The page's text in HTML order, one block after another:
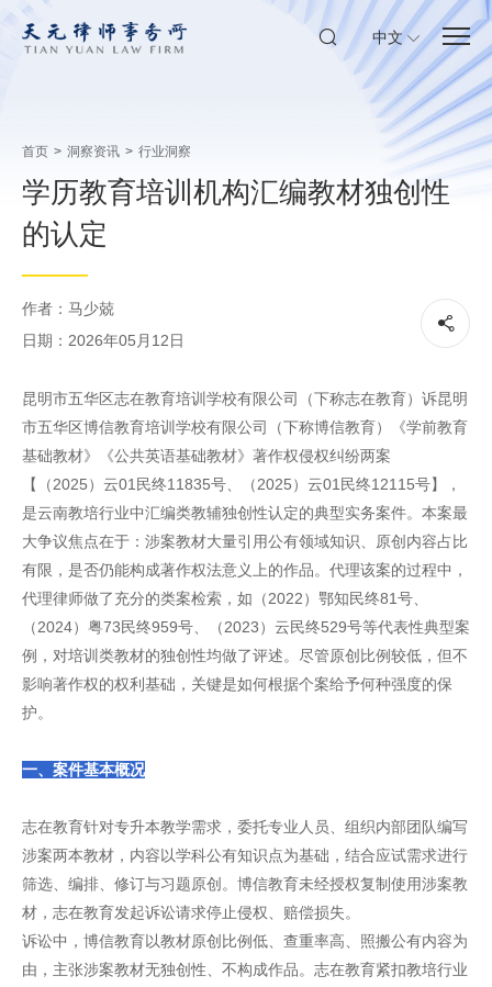
中文
首页 > 洞察资讯 > 行业洞察
学历教育培训机构汇编教材独创性
的认定
作者：马少兢
日期：2026年05月12日
昆明市五华区志在教育培训学校有限公司（下称志在教育）诉昆明
市五华区博信教育培训学校有限公司（下称博信教育）《学前教育
基础教材》《公共英语基础教材》著作权侵权纠纷两案
【（2025）云01民终11835号、（2025）云01民终12115号】，
是云南教培行业中汇编类教辅独创性认定的典型实务案件。本案最
大争议焦点在于：涉案教材大量引用公有领域知识、原创内容占比
有限，是否仍能构成著作权法意义上的作品。代理该案的过程中，
代理律师做了充分的类案检索，如（2022）鄂知民终81号、
（2024）粤73民终959号、（2023）云民终529号等代表性典型案
例，对培训类教材的独创性均做了评述。尽管原创比例较低，但不
影响著作权的权利基础，关键是如何根据个案给予何种强度的保
护。
一、案件基本概况
志在教育针对专升本教学需求，委托专业人员、组织内部团队编写
涉案两本教材，内容以学科公有知识点为基础，结合应试需求进行
筛选、编排、修订与习题原创。博信教育未经授权复制使用涉案教
材，志在教育发起诉讼请求停止侵权、赔偿损失。
诉讼中，博信教育以教材原创比例低、查重率高、照搬公有内容为
由，主张涉案教材无独创性、不构成作品。志在教育紧扣教培行业